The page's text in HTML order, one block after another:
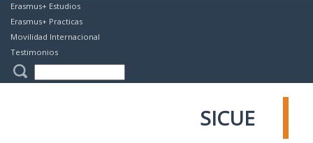
Erasmus+ Estudios
Erasmus+ Practicas
Movilidad Internacional
Testimonios
SICUE